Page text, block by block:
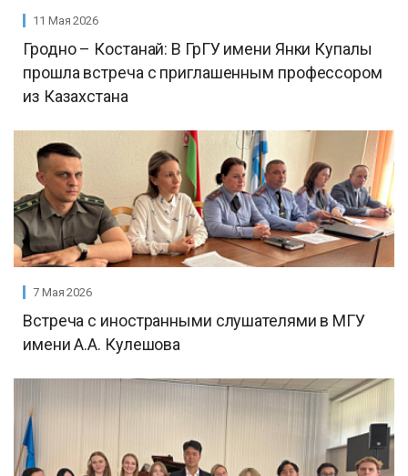
11 Мая 2026
Гродно – Костанай: В ГрГУ имени Янки Купалы
прошла встреча с приглашенным профессором
из Казахстана
7 Мая 2026
Встреча с иностранными слушателями в МГУ
имени А.А. Кулешова